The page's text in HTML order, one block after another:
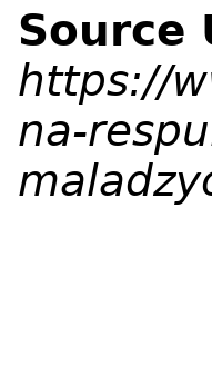
Source
https://
na-